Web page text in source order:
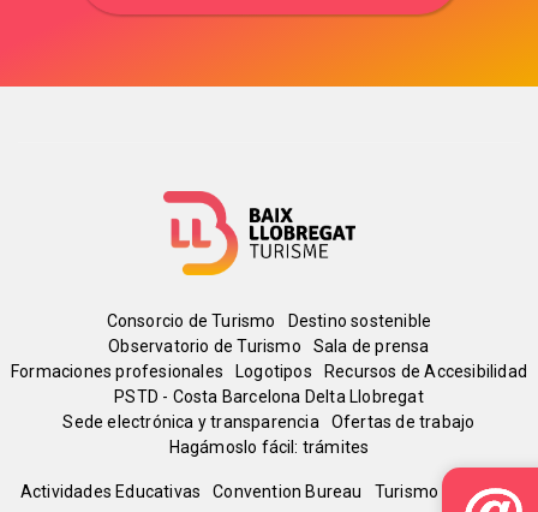
Menú
del
pie
Consorcio de Turismo
Destino sostenible
Observatorio de Turismo
Sala de prensa
Formaciones profesionales
Logotipos
Recursos de Accesibilidad
PSTD - Costa Barcelona Delta Llobregat
Sede electrónica y transparencia
Ofertas de trabajo
Hagámoslo fácil: trámites
Actividades Educativas Convention Bureau Turismo Deportivo